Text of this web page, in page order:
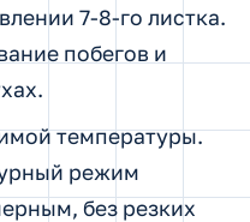
7-8-го листка.
побегов и
температуры.
режим
без резких